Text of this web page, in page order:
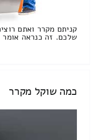
קניתם מקרר ואתם
שלכם. זה כנראה
כמה שוקל מקרר